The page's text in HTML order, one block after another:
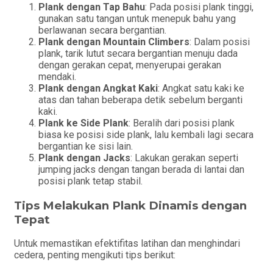
Plank dengan Tap Bahu: Pada posisi plank tinggi,
gunakan satu tangan untuk menepuk bahu yang
berlawanan secara bergantian.
Plank dengan Mountain Climbers: Dalam posisi
plank, tarik lutut secara bergantian menuju dada
dengan gerakan cepat, menyerupai gerakan
mendaki.
Plank dengan Angkat Kaki: Angkat satu kaki ke
atas dan tahan beberapa detik sebelum berganti
kaki.
Plank ke Side Plank: Beralih dari posisi plank
biasa ke posisi side plank, lalu kembali lagi secara
bergantian ke sisi lain.
Plank dengan Jacks: Lakukan gerakan seperti
jumping jacks dengan tangan berada di lantai dan
posisi plank tetap stabil.
Tips Melakukan Plank Dinamis dengan
Tepat
Untuk memastikan efektifitas latihan dan menghindari
cedera, penting mengikuti tips berikut: